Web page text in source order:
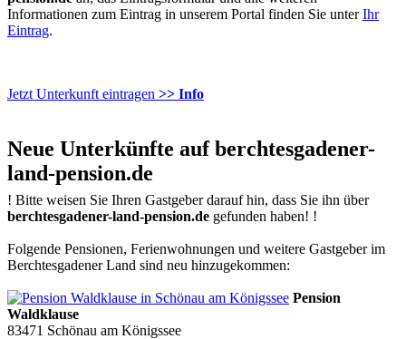
Informationen zum Eintrag in unserem Portal finden Sie unterIhr
Eintrag.
Jetzt Unterkunft eintragen >> Info
Neue Unterkünfte auf berchtesgadener-
land-pension.de
! Bitte weisen Sie Ihren Gastgeber darauf hin, dass Sie ihn über
berchtesgadener-land-pension.de gefunden haben! !
Folgende Pensionen, Ferienwohnungen und weitere Gastgeber im
Berchtesgadener Land sind neu hinzugekommen:
Pension
Waldklause
83471 Schönau am Königssee